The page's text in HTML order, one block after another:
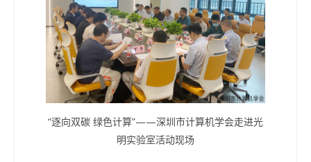
“逐向双碳 绿色计算”——深圳市计算机学会走进光
明实验室活动现场